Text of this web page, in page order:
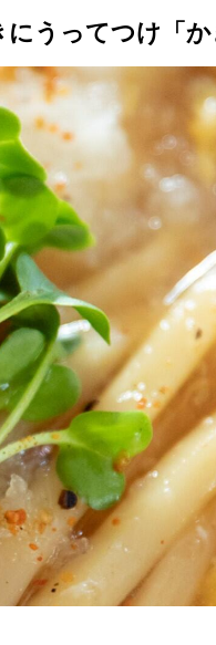
連載一覧 倶楽部入会（無